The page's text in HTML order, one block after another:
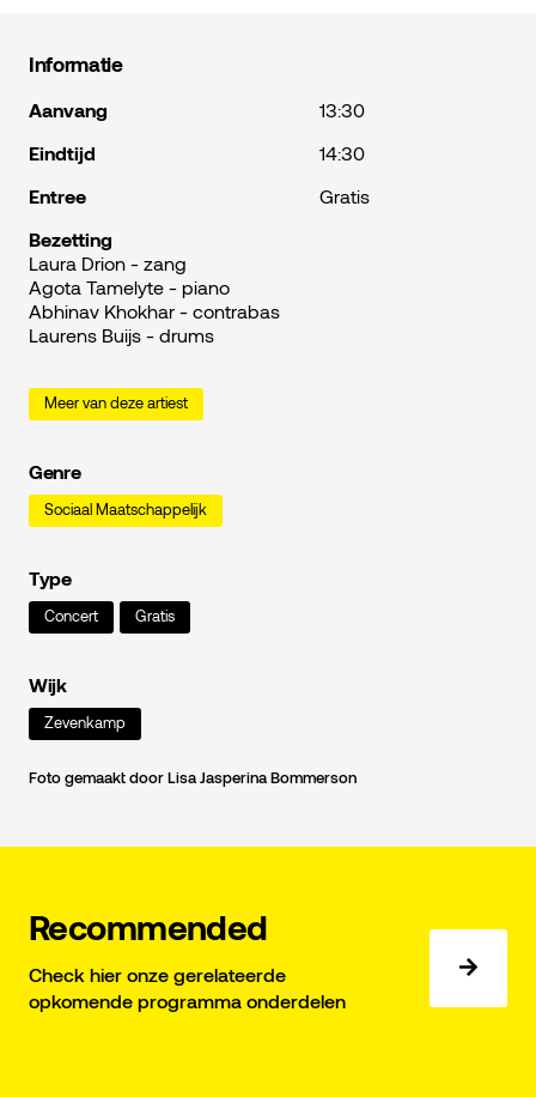
Informatie
Aanvang
13:30
Eindtijd
14:30
Entree
Gratis
Bezetting
Laura Drion - zang
Agota Tamelyte - piano
Abhinav Khokhar - contrabas
Laurens Buijs - drums
Meer van deze artiest
Genre
Sociaal Maatschappelijk
Type
Concert Gratis
Wijk
Zevenkamp
Foto gemaakt door Lisa Jasperina Bommerson
Recommended
Check hier onze gerelateerde
opkomende programma onderdelen